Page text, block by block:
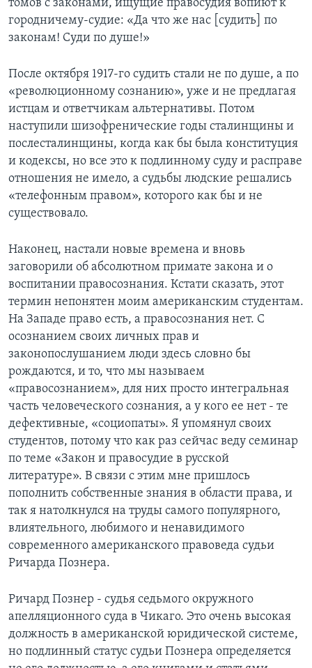
томов с законами, ищущие правосудия вопиют к
городничему-судие: «Да что же нас [судить] по
законам! Суди по душе!»
После октября 1917-го судить стали не по душе, а по
«революционному сознанию», уже и не предлагая
истцам и ответчикам альтернативы. Потом
наступили шизофренические годы сталинщины и
послесталинщины, когда как бы была конституция
и кодексы, но все это к подлинному суду и расправе
отношения не имело, а судьбы людские решались
«телефонным правом», которого как бы и не
существовало.
Наконец, настали новые времена и вновь
заговорили об абсолютном примате закона и о
воспитании правосознания. Кстати сказать, этот
термин непонятен моим американским студентам.
На Западе право есть, а правосознания нет. С
осознанием своих личных прав и
законопослушанием люди здесь словно бы
рождаются, и то, что мы называем
«правосознанием», для них просто интегральная
часть человеческого сознания, а у кого ее нет - те
дефективные, «социопаты». Я упомянул своих
студентов, потому что как раз сейчас веду семинар
по теме «Закон и правосудие в русской
литературе». В связи с этим мне пришлось
пополнить собственные знания в области права, и
так я натолкнулся на труды самого популярного,
влиятельного, любимого и ненавидимого
современного американского правоведа судьи
Ричарда Познера.
Ричард Познер - судья седьмого окружного
апелляционного суда в Чикаго. Это очень высокая
должность в американской юридической системе,
но подлинный статус судьи Познера определяется